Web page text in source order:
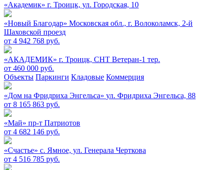
«Академик» г. Троицк, ул. Городская, 10
«Новый Благодар» Московская обл., г. Волоколамск, 2-й
Шаховской проезд
от 4 942 768 руб.
«АКАДЕМИК» г. Троицк, СНТ Ветеран-1 тер.
от 460 000 руб.
Объекты Паркинги Кладовые Коммерция
«Дом на Фридриха Энгельса» ул. Фридриха Энгельса, 88
от 8 165 863 руб.
«Май» пр-т Патриотов
от 4 682 146 руб.
«Счастье» c. Ямное, ул. Генерала Черткова
от 4 516 785 руб.